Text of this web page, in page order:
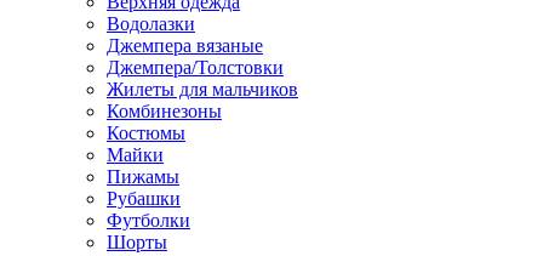
Водолазки
Джемпера вязаные
Джемпера/Толстовки
Жилеты для мальчиков
Комбинезоны
Костюмы
Майки
Пижамы
Рубашки
Футболки
Шорты